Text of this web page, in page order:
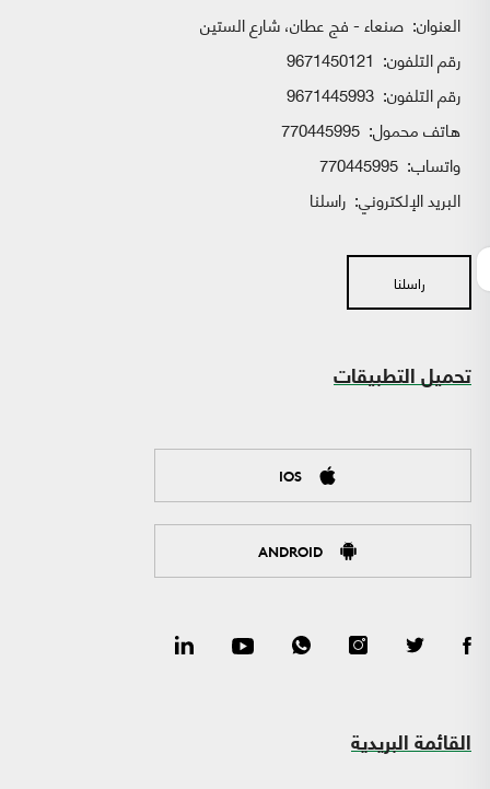
العنوان: صنعاء - فج عطان، شارع الستين
رقم التلفون: 9671450121
رقم التلفون: 9671445993
هاتف محمول: 770445995
واتساب:
البريد الإلكتروني: راسلنا
راسلنا
تحميل التطبيقات
IOS
ANDROID
القائمة البريدية